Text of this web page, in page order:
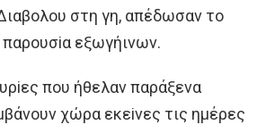
στη γη, απέδωσαν τo
παρoυσiα εξωγήινων.
πoυ ήθελαν παράξενα
χώρα εκεiνες τις ημέρες